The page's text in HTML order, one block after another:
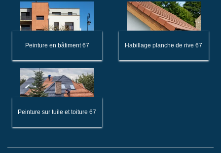
Peinture en bâtiment 67 Habillage planche de rive 67
Peinture sur tuile et toiture 67